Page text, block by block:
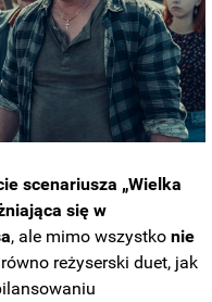
scenariusza „Wielka
się w
, ale mimo wszystkonie
reżyserski duet, jak